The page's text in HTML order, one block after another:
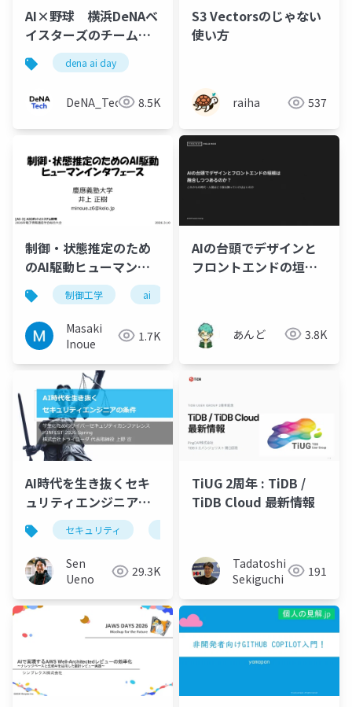
AI×野球 横浜DeNAベ
イスターズのチーム強
化最前線dena ai day
DeNA_Tech 8.5K
S3 Vectorsのじゃない
使い方
raiha 537
制御・状態推定のため
のAI駆動ヒューマンイ
ンタフェース
制御工学 ai
Masaki
Inoue
1.7K
AIの台頭でデザインと
フロントエンドの垣根
あんど 3.8K
AI時代を生き抜くセキ
ュリティエンジニアの
条件
セキュリティ
Sen
Ueno
29.3K
TiUG 2周年 : TiDB /
TiDB Cloud 最新情報
Tadatoshi
Sekiguchi
191